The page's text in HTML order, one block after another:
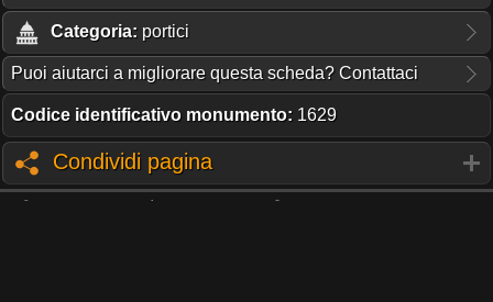
Categoria: portici
Puoi aiutarci a migliorare questa scheda? Contattaci
Codice identificativo monumento: 1629
Condividi pagina